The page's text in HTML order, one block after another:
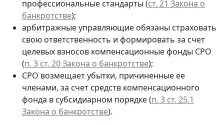
профессиональные стандарты (ст. 21 Закона о
банкротстве);
арбитражные управляющие обязаны страховать
свою ответственность и формировать за счет
целевых взносов компенсационные фонды СРО
(п. 3 ст. 20 Закона о банкротстве);
СРО возмещает убытки, причиненные ее
членами, за счет средств компенсационного
фонда в субсидиарном порядке (п. 3 ст. 25.1
Закона о банкротстве).